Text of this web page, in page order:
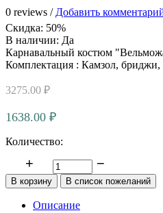
0 reviews / Добавить
Скидка: 50%
В наличии: Да
Карнавальный костюм
Комплектация : Камзол, бриджи,
3275.00 ₽
1638.00 ₽
Количество:
Описание